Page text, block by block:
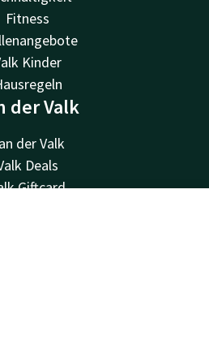
Fitness
Kinder
der Valk
der Valk
Deals
Giftcard